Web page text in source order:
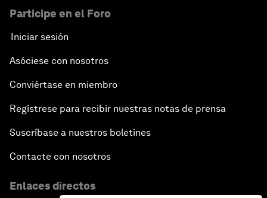
Participe en el Foro
Iniciar sesión
Asóciese con nosotros
Conviértase en miembro
Regístrese para recibir nuestras notas de prensa
Suscríbase a nuestros boletines
Contacte con nosotros
Enlaces directos